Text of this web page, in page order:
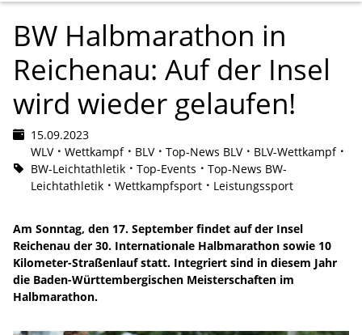
BW Halbmarathon in
Reichenau: Auf der Insel
wird wieder gelaufen!
15.09.2023
WLV
Wettkampf BLV Top-News BLV
BLV-Wettkampf
BW-Leichtathletik
Top-Events
Top-News BW-
Leichtathletik
Wettkampfsport Leistungssport
Am Sonntag, den 17. September findet auf der Insel
Reichenau der 30. Internationale Halbmarathon sowie 10
Kilometer-Straßenlauf statt. Integriert sind in diesem Jahr
die Baden-Württembergischen Meisterschaften im
Halbmarathon.